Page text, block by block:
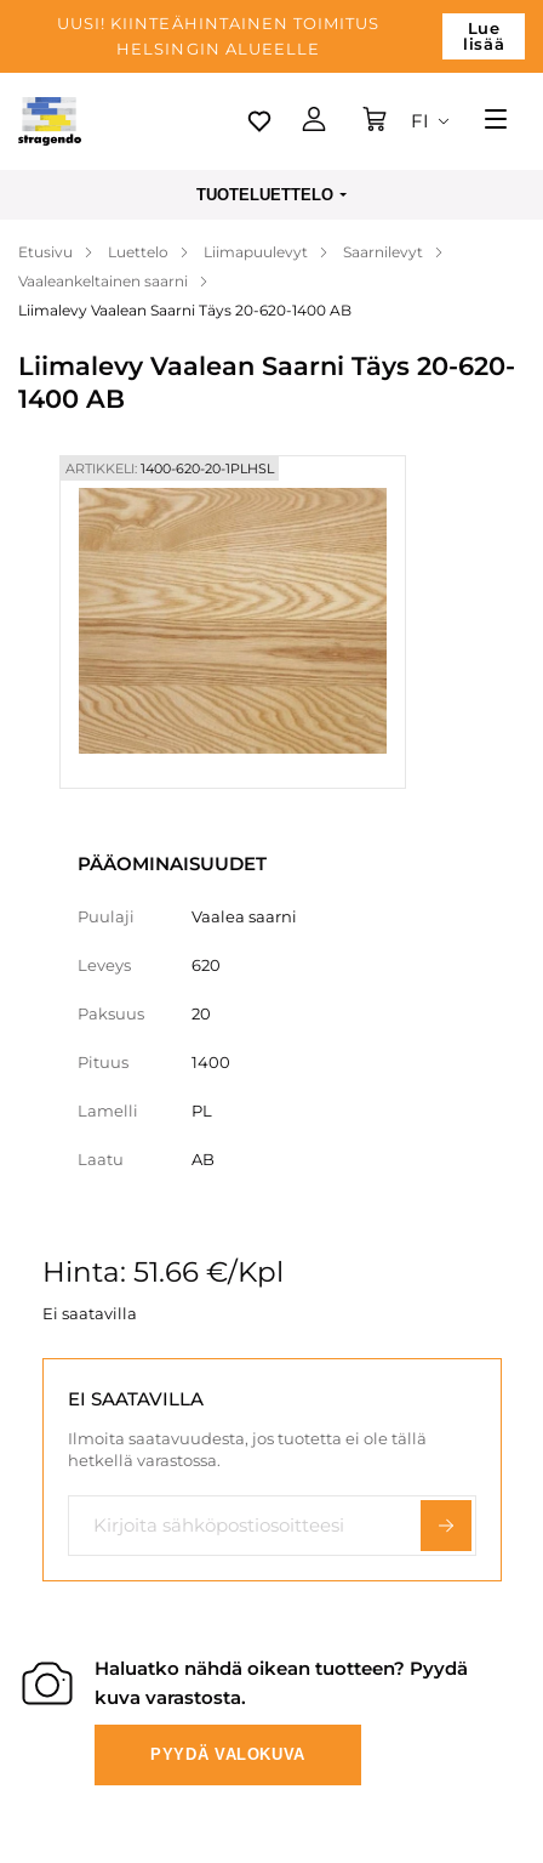
UUSI! KIINTEÄHINTAINEN TOIMITUS
HELSINGIN ALUEELLE
Lue
lisää
Tallinn
Maksu
Yrityksen
Blogi
Yhteystiedot
FI
TUOTELUETTELO
Etusivu Luettelo Liimapuulevyt
Saarnilevyt
Vaaleankeltainen saarni
Liimalevy Vaalean Saarni Täys 20-620-1400 AB
Liimalevy Vaalean Saarni Täys 20-620-
1400 AB
ARTIKKELI:1400-620-20-1PLHSL
PÄÄOMINAISUUDET
Puulaji Vaalea saarni
Leveys 620
Paksuus 20
Pituus 1400
Lamelli PL
Laatu AB
Hinta: 51.66 €/Kpl
Ei saatavilla
EI SAATAVILLA
Ilmoita saatavuudesta, jos tuotetta ei ole tällä
hetkellä varastossa.
Haluatko nähdä oikean tuotteen? Pyydä
kuva varastosta.
PYYDÄ VALOKUVA